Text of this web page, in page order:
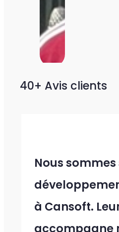
40+ Avis clients
Nous
à Cansoft.
accompagne